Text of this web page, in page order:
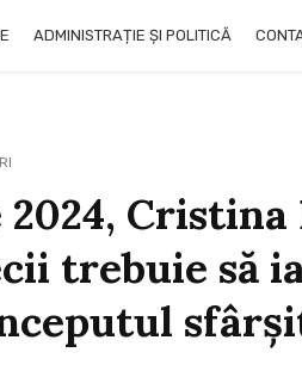
ADMINISTRAȚIE ȘI POLITICĂ
trebuie să